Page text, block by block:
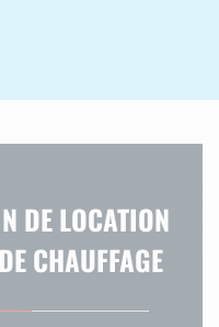
DE LOCATION
CHAUFFAGE